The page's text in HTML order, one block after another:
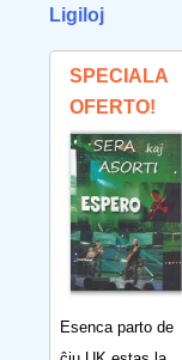
Ligiloj
SPECIALA
OFERTO!
Esenca parto de